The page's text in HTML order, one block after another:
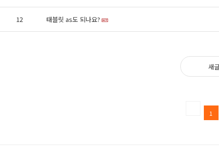
12 태블릿 as도 되나요?
새
1